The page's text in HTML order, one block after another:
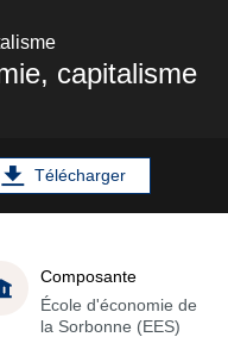
capitalisme
Télécharger
Composante
École d'économie de
la Sorbonne (EES)